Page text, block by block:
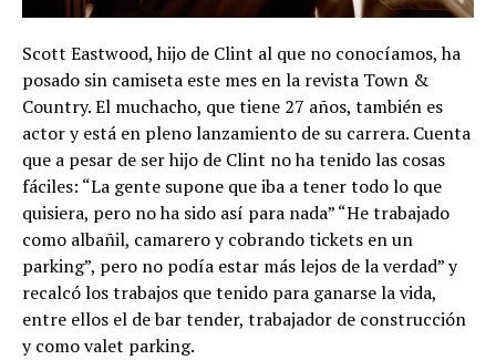
Scott Eastwood, hijo de Clint al que no conocíamos, ha
posado sin camiseta este mes en la revista Town &
Country. El muchacho, que tiene 27 años, también es
actor y está en pleno lanzamiento de su carrera. Cuenta
que a pesar de ser hijo de Clint no ha tenido las cosas
fáciles: “La gente supone que iba a tener todo lo que
quisiera, pero no ha sido así para nada” “He trabajado
como albañil, camarero y cobrando tickets en un
parking”, pero no podía estar más lejos de la verdad” y
recalcó los trabajos que tenido para ganarse la vida,
entre ellos el de bar tender, trabajador de construcción
y como valet parking.